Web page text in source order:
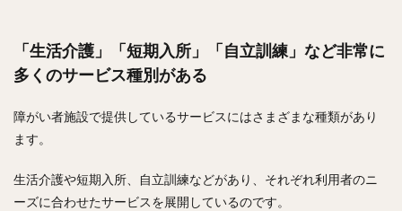
「生活介護」「短期入所」「自立訓練」など非常に
多くのサービス種別がある
障がい者施設で提供しているサービスにはさまざまな種類があり
ます。
生活介護や短期入所、自立訓練などがあり、それぞれ利用者のニ
ーズに合わせたサービスを展開しているのです。